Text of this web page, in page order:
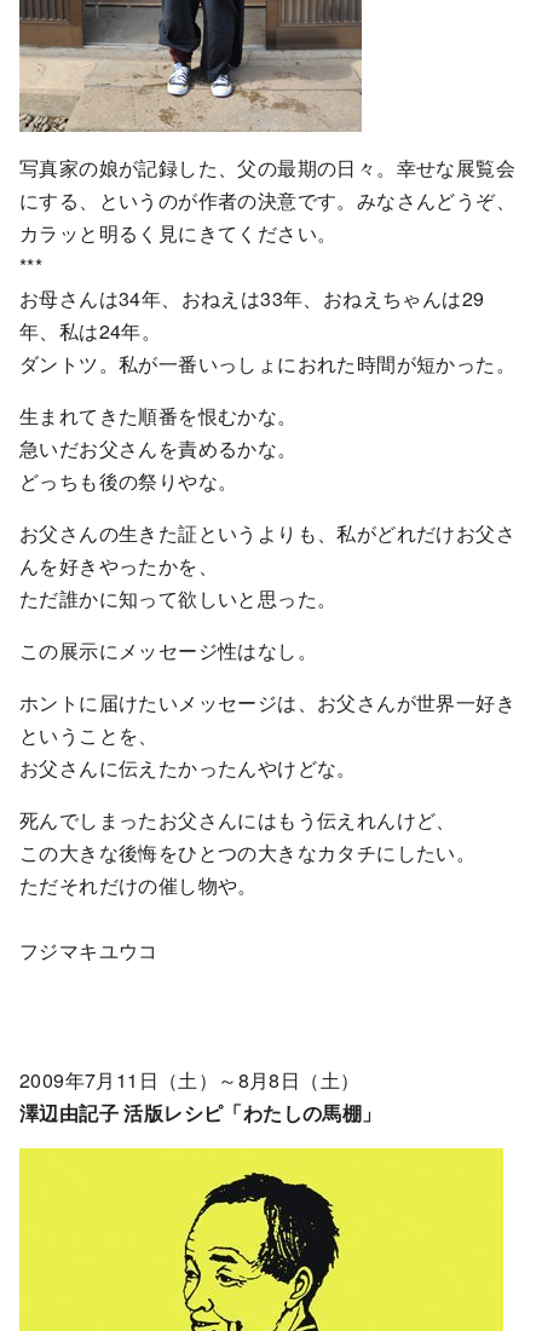
写真家の娘が記録した、父の最期の日々。幸せな展覧会
にする、というのが作者の決意です。みなさんどうぞ、
カラッと明るく見にきてください。
***
お母さんは34年、おねえは33年、おねえちゃんは29
年、私は24年。
ダントツ。私が一番いっしょにおれた時間が短かった。
生まれてきた順番を恨むかな。
急いだお父さんを責めるかな。
どっちも後の祭りやな。
お父さんの生きた証というよりも、私がどれだけお父さ
んを好きやったかを、
ただ誰かに知って欲しいと思った。
この展示にメッセージ性はなし。
ホントに届けたいメッセージは、お父さんが世界一好き
ということを、
お父さんに伝えたかったんやけどな。
死んでしまったお父さんにはもう伝えれんけど、
この大きな後悔をひとつの大きなカタチにしたい。
ただそれだけの催し物や。
フジマキユウコ
2009年7月11日（土）～8月8日（土）
澤辺由記子 活版レシピ「わたしの馬棚」